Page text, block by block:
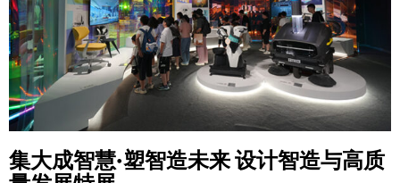
集大成智慧·塑智造未来设计智造与高质